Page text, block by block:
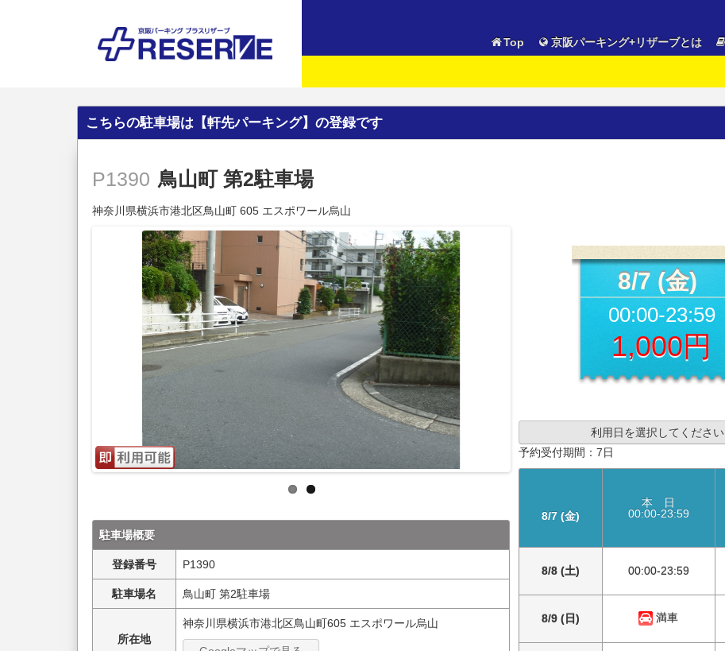
Top 京阪パーキング+リザーブとは
こちらの駐車場は【軒先パーキング】の登録です
P1390 鳥山町 第2駐車場
神奈川県横浜市港北区鳥山町 605 エスポワール烏山
駐車場概要
登録番号 P1390
駐車場名 鳥山町 第2駐車場
所在地
神奈川県横浜市港北区鳥山町605 エスポワール烏山
8/7 (金)
00:00-23:59
1,000円
利用日を選択してください
予約受付期間：7日
8/7 (金)
本 日
00:00-23:59
8/8 (土) 00:00-23:59
8/9 (日) 満車